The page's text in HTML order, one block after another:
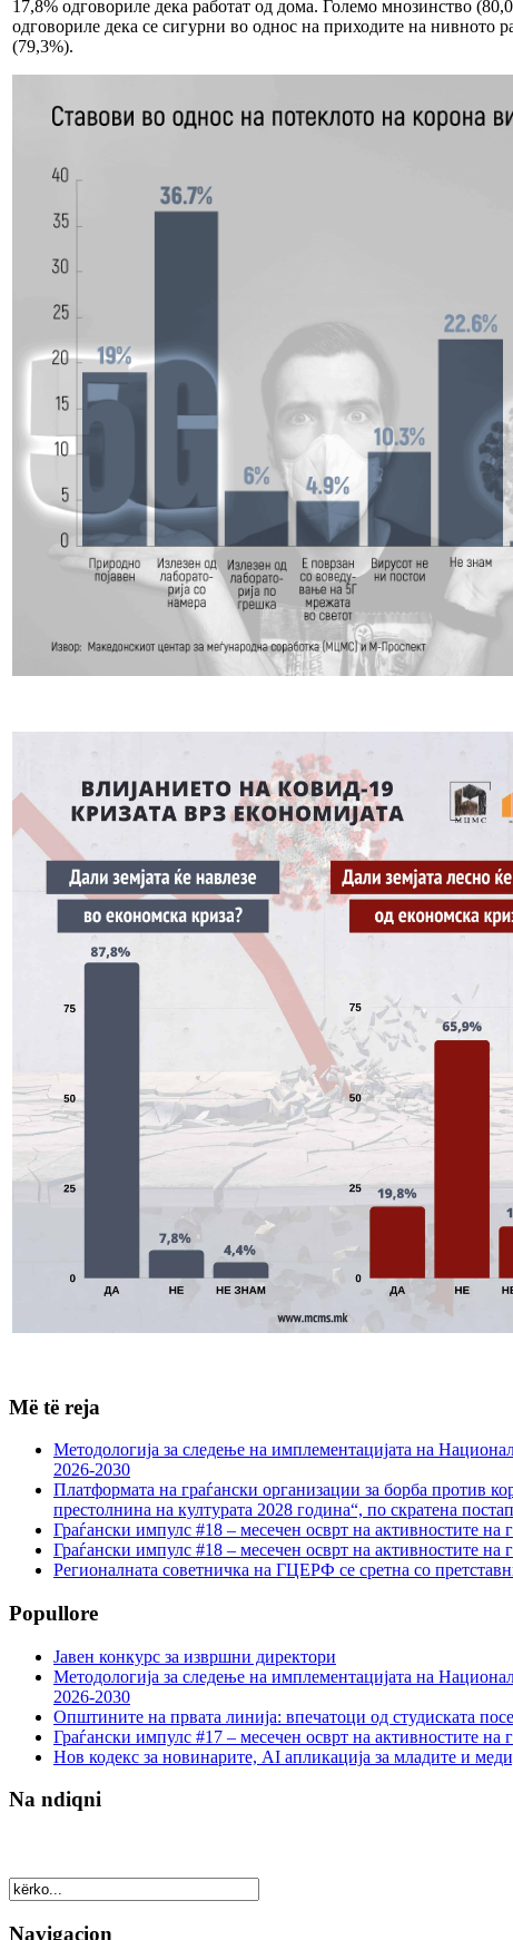
17,8% одговориле дека работат од дома. Големо мнозинство
одговориле дека се сигурни во однос на приходите на нивното
(79,3%).
Më të reja
Методологија за следење на имплементацијата на
2026-2030
Платформата на граѓански организации за борба против
престолнина на културата 2028 година“, по скратена
Граѓански импулс #18 – месечен осврт на активностите на
Граѓански импулс #18 – месечен осврт на активностите на
Регионалната советничка на ГЦЕРФ се сретна со
Popullore
Јавен конкурс за извршни директори
Методологија за следење на имплементацијата на
2026-2030
Општините на првата линија: впечатоци од студиската
Граѓански импулс #17 – месечен осврт на активностите на
Нов кодекс за новинарите, AI апликација за младите и
Na ndiqni
Navigacion